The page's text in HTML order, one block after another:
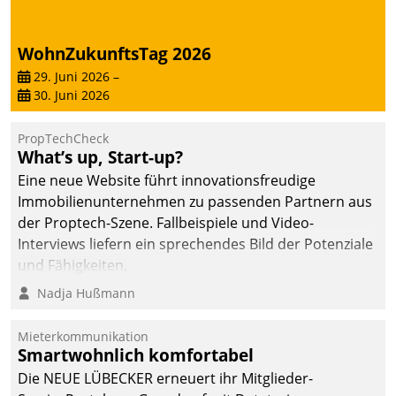
automatisiert ausgelöste,
zielgerichtete
Mieterbefragungen – eine
starke Grundlage für
intelligente,
datengestützte
Entscheidungen.
WohnZukunftsTag 2026
29. Juni 2026 –
30. Juni 2026
PropTechCheck
What’s up, Start-up?
Eine neue Website führt innovationsfreudige
Immobilienunternehmen zu passenden Partnern aus
der Proptech-Szene. Fallbeispiele und Video-
Interviews liefern ein sprechendes Bild der Potenziale
und Fähigkeiten.
Nadja Hußmann
Mieterkommunikation
Smartwohnlich komfortabel
Die NEUE LÜBECKER erneuert ihr Mitglieder-